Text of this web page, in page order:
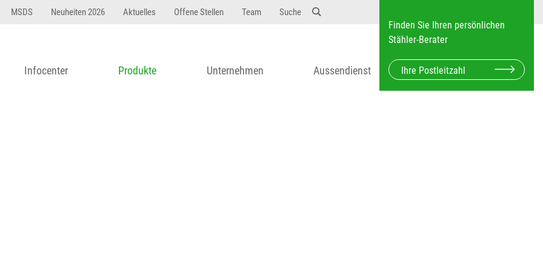
MSDS Neuheiten 2026 Aktuelles Offene Stellen Team Suche
Finden Sie Ihren persönlichen
Stähler-Berater
Infocenter Produkte Unternehmen Aussendienst
asdfW134 245 34" string(62) "Test 12 {FONT:12} Dosierungen: test 123 dfasdf asdfW134 245 34"